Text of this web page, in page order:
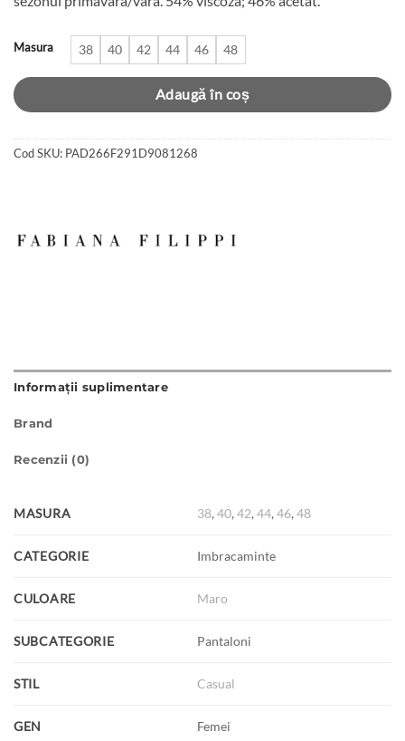
3
250 lei.
950 lei.
Masura 38 40 42 44 46 48
Adaugă în coș
Cod SKU: PAD266F291D9081268
Informații suplimentare
Brand
Recenzii (0)
MASURA 38,40,42,44,46,48
CATEGORIE Imbracaminte
CULOARE Maro
SUBCATEGORIE Pantaloni
STIL Casual
GEN Femei